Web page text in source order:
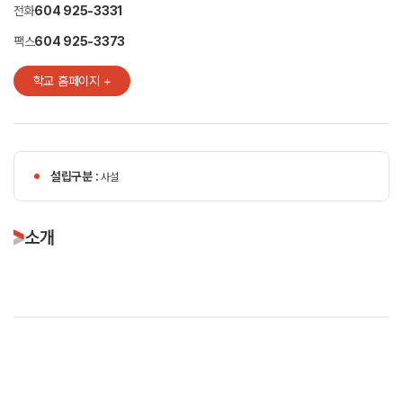
전화604 925-3331
팩스604 925-3373
학교 홈페이지 +
설립구분 :사설
소개